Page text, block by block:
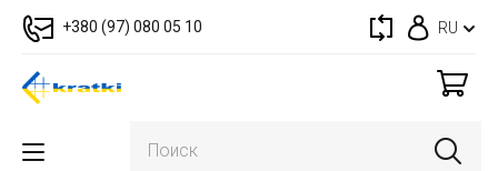
+380 (97) 080 05 10 RU